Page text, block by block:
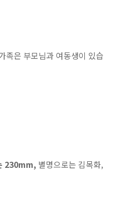
족은 부모님과 여동생이 있습
230mm, 별명으로는 김목화,